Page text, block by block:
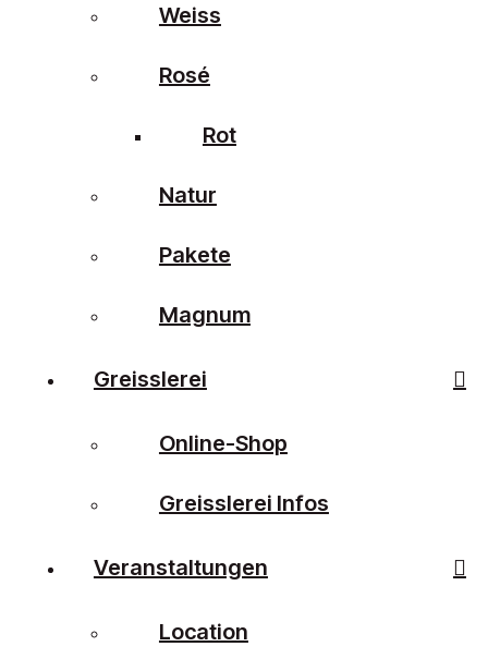
Weiss
Rosé
Rot
Natur
Pakete
Magnum
Greisslerei
Online-Shop
Greisslerei Infos
Veranstaltungen
Location